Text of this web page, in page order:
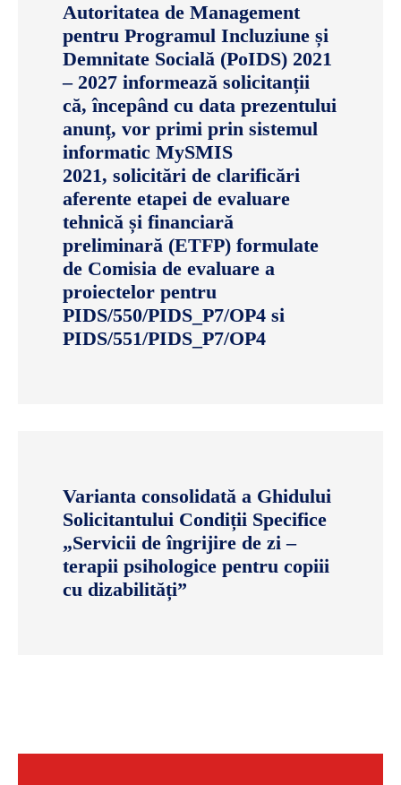
Autoritatea de Management
pentru Programul Incluziune și
Demnitate Socială (PoIDS) 2021
– 2027 informează solicitanții
că, începând cu data prezentului
anunț, vor primi prin sistemul
informatic MySMIS
2021, solicitări de clarificări
aferente etapei de evaluare
tehnică și financiară
preliminară (ETFP) formulate
de Comisia de evaluare a
proiectelor pentru
PIDS/550/PIDS_P7/OP4 si
PIDS/551/PIDS_P7/OP4
Varianta consolidată a Ghidului
Solicitantului Condiții Specifice
„Servicii de îngrijire de zi –
terapii psihologice pentru copiii
cu dizabilități”